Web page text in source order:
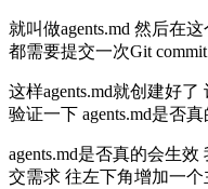
就叫做agents.md 然后在
都需要提交一次Git
这样agents.md就创建好
验证一下 agents.md是否
agents.md是否真的会生
交需求 往左下角增加一